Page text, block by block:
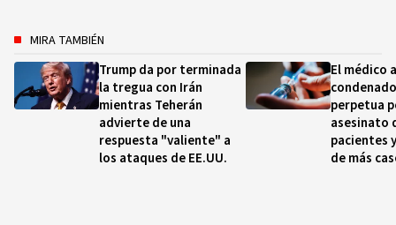
MIRA TAMBIÉN
Trump da por terminada
la tregua con Irán
mientras Teherán
advierte de una
respuesta "valiente" a
los ataques de EE.UU.
El médico
perpetua
asesinato
pacientes
de más